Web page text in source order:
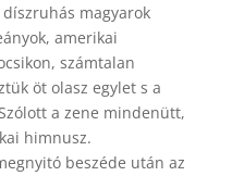
magyarok
amerikai
számtalan
öt olasz egylet s a
a zene mindenütt,
himnusz.
beszéde után az